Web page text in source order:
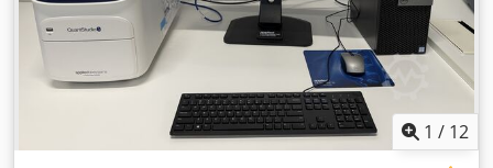
FISCHERSCOPE X-RAY XDL-XYZpT8 Oprogramowanie
Instrukcja obsługi Dodatkowe akcesoria zgodnie z
ilustracjami Zakres dostawy zgodny z ilustracją. Zmiany,
błędy i możliwość wcześniejszej sprzedaży zastrzeżone.
1 / 12